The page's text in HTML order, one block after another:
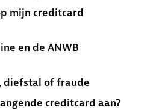
mijn creditcard
en de ANWB
diefstal of fraude
creditcard aan?